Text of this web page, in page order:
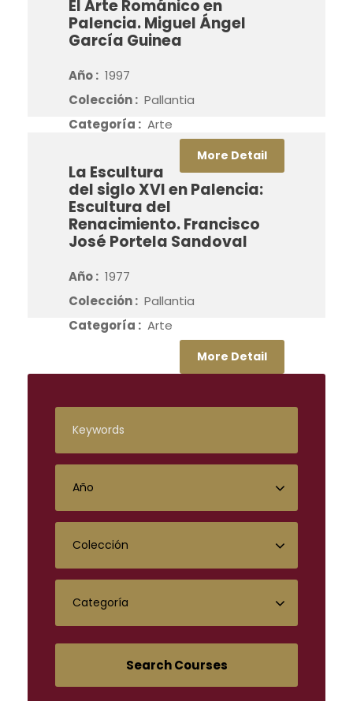
El Arte Románico en
Palencia. Miguel Ángel
García Guinea
Año : 1997
Colección : Pallantia
Categoría : Arte
More Detail
La Escultura
del siglo XVI en Palencia:
Escultura del
Renacimiento. Francisco
José Portela Sandoval
Año : 1977
Colección : Pallantia
Categoría : Arte
More Detail